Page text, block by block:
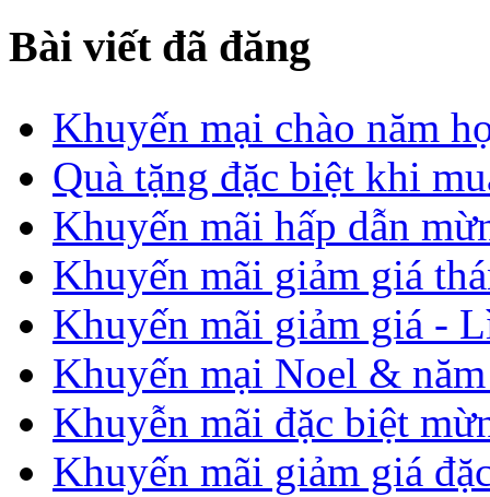
Bài viết đã đăng
Khuyến mại chào năm
Quà tặng đặc biệt khi
Khuyến mãi hấp dẫn
Khuyến mãi giảm giá
Khuyến mãi giảm giá -
Khuyến mại Noel &
Khuyễn mãi đặc biệt
Khuyến mãi giảm giá